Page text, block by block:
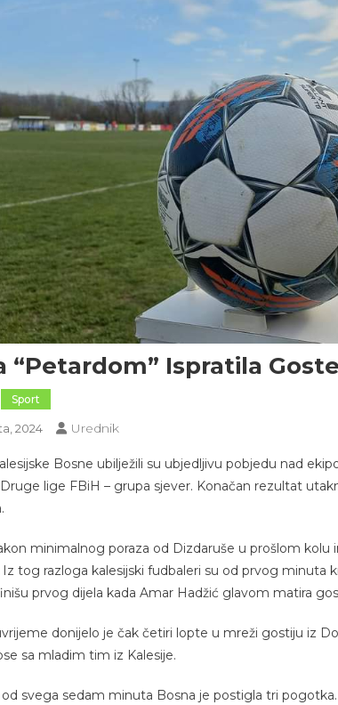
“petardom” Ispratila
Sport
2024 Urednik
Bosne ubilježili su ubjedljivu pobjedu nad
lige FBiH – grupa sjever. Konačan rezultat
minimalnog poraza od Dizdaruše u prošlom
Iz tog razloga kalesijski fudbaleri su od prvog
prvog dijela kada Amar Hadžić glavom matira
donijelo je čak četiri lopte u mreži gostiju iz
sa mladim tim iz Kalesije.
od svega sedam minuta Bosna je postigla tri